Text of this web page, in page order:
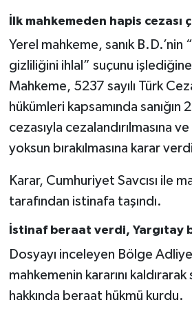
İlk mahkemeden hapis cezası
Yerel mahkeme, sanık B.D.’nin
gizliliğini ihlal” suçunu
Mahkeme, 5237 sayılı Türk
hükümleri kapsamında sanığın
cezasıyla cezalandırılmasına
yoksun bırakılmasına karar
Karar, Cumhuriyet Savcısı ile
tarafından istinafa taşındı.
İstinaf beraat verdi, Yargıtay
Dosyayı inceleyen Bölge
mahkemenin kararını kaldırarak
hakkında beraat hükmü kurdu.